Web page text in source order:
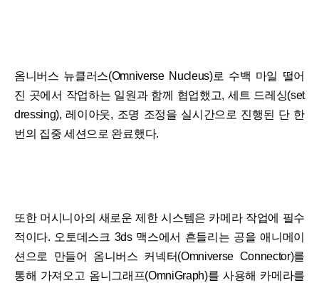
옴니버스 뉴클러스(Omniverse Nucleus)로 수백 마일 떨어
진 곳에서 작업하는 일원과 함께 협업했고, 세트 드레싱(set
dressing), 레이아웃, 조명 조정을 실시간으로 진행된 단 한
번의 집중 세션으로 완료했다.
또한 머시니아의 새로운 제한 시스템은 카메라 작업에 필수
적이다. 오토데스크 3ds 맥스에서 흔들리는 공을 애니메이
션으로 만들어 옴니버스 커넥터(Omniverse Connector)를
통해 가져오고 옴니그래프(OmniGraph)를 사용해 카메라를